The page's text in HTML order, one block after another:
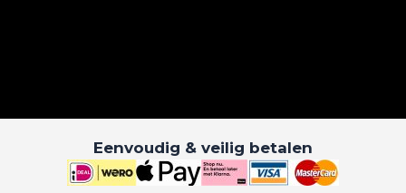
Eenvoudig & veilig betalen